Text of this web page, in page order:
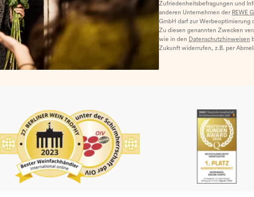
Zufriedenheitsbefragungen und
anderen Unternehmen der REWE
GmbH darf zur Werbeoptimierung
Zu diesen genannten Zwecken
wie in den Datenschutzhinweisen
Zukunft widerrufen, z.B. per